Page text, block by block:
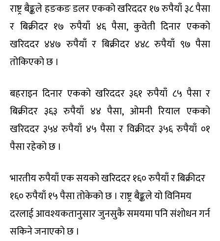
राष्ट्र बैङ्कले हङकङ डलर एकको खरिददर १७ रुपैयाँ ३८ पैसा
र बिक्रीदर १७ रुपैयाँ ४६ पैसा, कुवेती दिनार एकको
खरिददर ४४७ रुपैयाँ र बिक्रीदर ४४८ रुपैयाँ ९७ पैसा
तोकिएको छ ।
बहराइन दिनार एकको खरिददर ३६१ रुपैयाँ ८५ पैसा र
बिक्रीदर ३६३ रुपैयाँ ४४ पैसा, ओमनी रियाल एकको
खरिददर ३५४ रुपैयाँ ४५ पैसा र विक्रीदर ३५६ रुपैयाँ ०१
पैसा रहेको छ ।
भारतीय रुपैयाँ एक सयको खरिददर १६० रुपैयाँ र बिक्रीदर
१६० रुपैयाँ १५ पैसा तोकेको छ । राष्ट्र बैङ्कले यो विनिमय
दरलाई आवश्यकतानुसार जुनसुकै समयमा पनि संशोधन गर्न
सकिने जनाएको छ ।